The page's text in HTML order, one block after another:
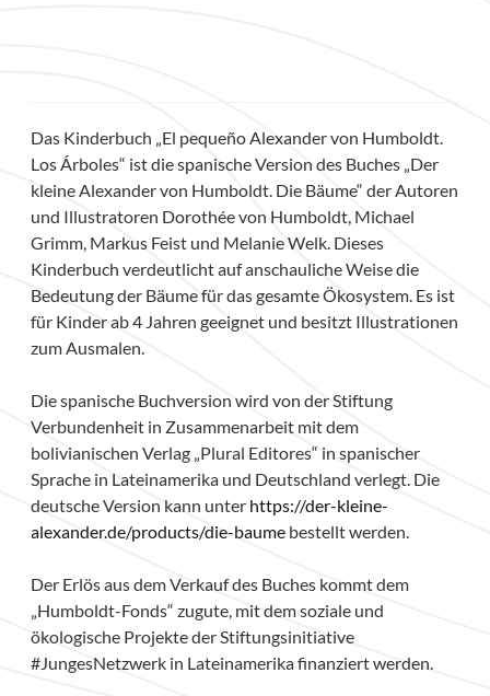
Das Kinderbuch „El pequeño Alexander von Humboldt.
Los Árboles“ ist die spanische Version des Buches „Der
kleine Alexander von Humboldt. Die Bäume“ der Autoren
und Illustratoren Dorothée von Humboldt, Michael
Grimm, Markus Feist und Melanie Welk. Dieses
Kinderbuch verdeutlicht auf anschauliche Weise die
Bedeutung der Bäume für das gesamte Ökosystem. Es ist
für Kinder ab 4 Jahren geeignet und besitzt Illustrationen
zum Ausmalen.
Die spanische Buchversion wird von der Stiftung
Verbundenheit in Zusammenarbeit mit dem
bolivianischen Verlag „Plural Editores“ in spanischer
Sprache in Lateinamerika und Deutschland verlegt. Die
deutsche Version kann unter https://der-kleine-
alexander.de/products/die-baume bestellt werden.
Der Erlös aus dem Verkauf des Buches kommt dem
„Humboldt-Fonds“ zugute, mit dem soziale und
ökologische Projekte der Stiftungsinitiative
#JungesNetzwerk in Lateinamerika finanziert werden.